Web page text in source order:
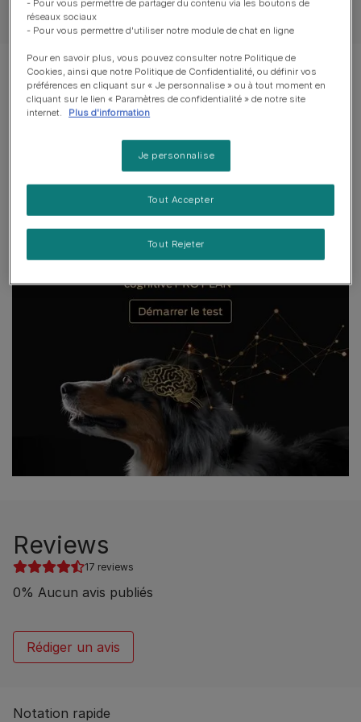
Guide d’alimentation
Reviews
17 reviews
0% Aucun avis publiés
Rédiger un avis
Notation rapide
- Pour vous permettre de partager du contenu via les boutons de
réseaux sociaux
- Pour vous permettre d'utiliser notre module de chat en ligne
Pour en savoir plus, vous pouvez consulter notre Politique de
Cookies, ainsi que notre Politique de Confidentialité, ou définir vos
préférences en cliquant sur « Je personnalise » ou à tout moment en
cliquant sur le lien « Paramètres de confidentialité » de notre site
internet.
Plus d'information
Je personnalise
Tout Rejeter
Tout Accepter